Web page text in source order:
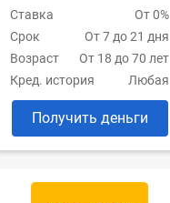
Ставка
От 0%
Срок
От 7 до 21 дня
Возраст
От 18 до 70 лет
Кред. история
Любая
Получить деньги